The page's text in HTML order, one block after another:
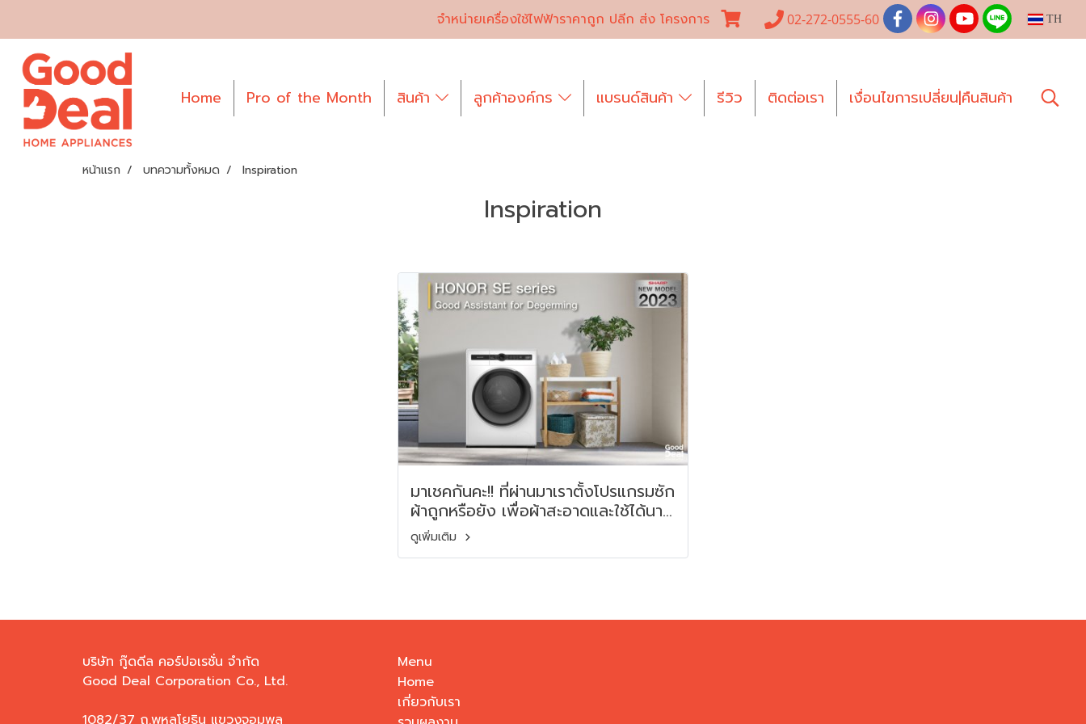
จำหน่ายเครื่องใช้ไฟฟ้าราคาถูก ปลีก ส่ง โครงการ 02-272-0555-60 TH
Home Pro of the Month สินค้า ลูกค้าองค์กร แบรนด์สินค้า รีวิว ติดต่อเรา เงื่อนไขการเปลี่ยน|คืนสินค้า
หน้าแรก บทความทั้งหมด Inspiration
Inspiration
มาเชคกันคะ!! ที่ผ่านมาเราตั้งโปรแกรมซัก
ผ้าถูกหรือยัง เพื่อผ้าสะอาดและใช้ได้นาน
#เรื่องควรรู้
ดูเพิ่มเติม
บริษัท กู๊ดดีล คอร์ปอเรชั่น จำกัด
Good Deal Corporation Co., Ltd.
1082/37 ถ.พหลโยธิน แขวงจอมพล
Menu
Home
เกี่ยวกับเรา